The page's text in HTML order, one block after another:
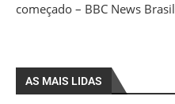
começado – BBC News Brasil
AS MAIS LIDAS